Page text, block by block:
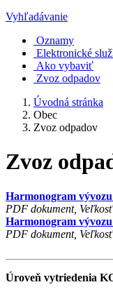
Vyhľadávanie
Oznamy
Elektronické
Ako vybaviť
Zvoz odpadov
Úvodná stránka
Obec
Zvoz odpadov
Zvoz
Harmonogram
PDF dokument,
Harmonogram
PDF dokument,
Úroveň vytriedenia